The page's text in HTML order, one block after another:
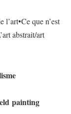
que n’est
abstrait/art
painting